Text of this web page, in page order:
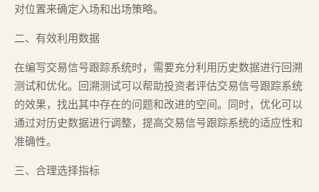
对位置来确定入场和出场策略。
二、有效利用数据
在编写交易信号跟踪系统时，需要充分利用历史数据进行回溯
测试和优化。回溯测试可以帮助投资者评估交易信号跟踪系统
的效果，找出其中存在的问题和改进的空间。同时，优化可以
通过对历史数据进行调整，提高交易信号跟踪系统的适应性和
准确性。
三、合理选择指标